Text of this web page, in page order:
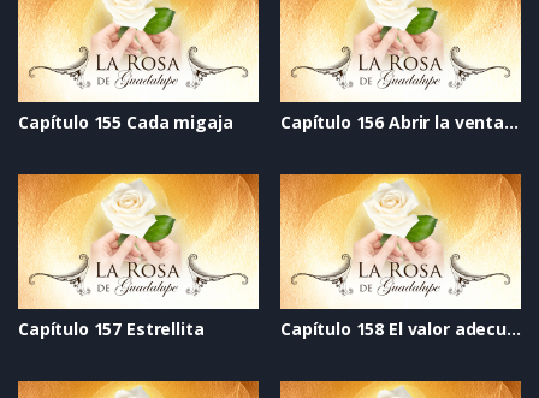
Capítulo 155 Cada migaja Capítulo 156 Abrir la ventana
Capítulo 157 Estrellita Capítulo 158 El valor adecuado